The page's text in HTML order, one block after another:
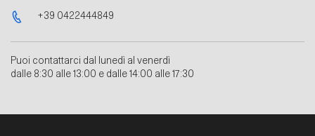
+39 0422444849
Puoi contattarci dal lunedì al venerdì
dalle 8:30 alle 13:00 e dalle 14:00 alle 17:30